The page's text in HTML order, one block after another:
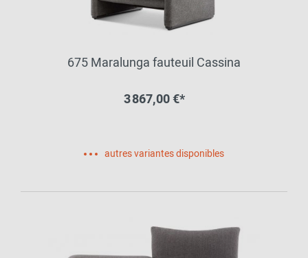
675 Maralunga fauteuil Cassina
3 867,00 €*
autres variantes disponibles